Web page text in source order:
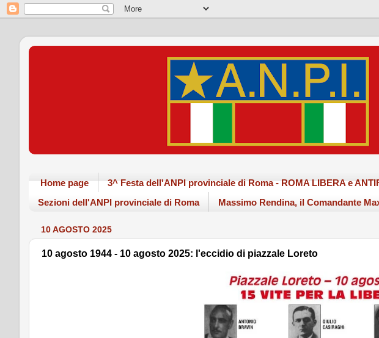
Home page 3^ Festa dell'ANPI provinciale di Roma - ROMA LIBERA e
Sezioni dell'ANPI provinciale di Roma
Massimo Rendina, il Comandante
10 AGOSTO 2025
10 agosto 1944 - 10 agosto 2025: l'eccidio di piazzale Loreto